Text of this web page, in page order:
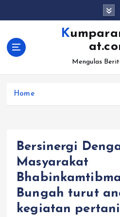
KumparanRaky
Mengulas
Home
Bersinergi
Masyarakat
Bungah turut
kegiatan